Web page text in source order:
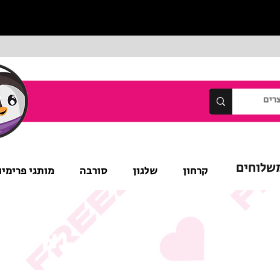
קרחון שלגון סורבה מותגי
נא